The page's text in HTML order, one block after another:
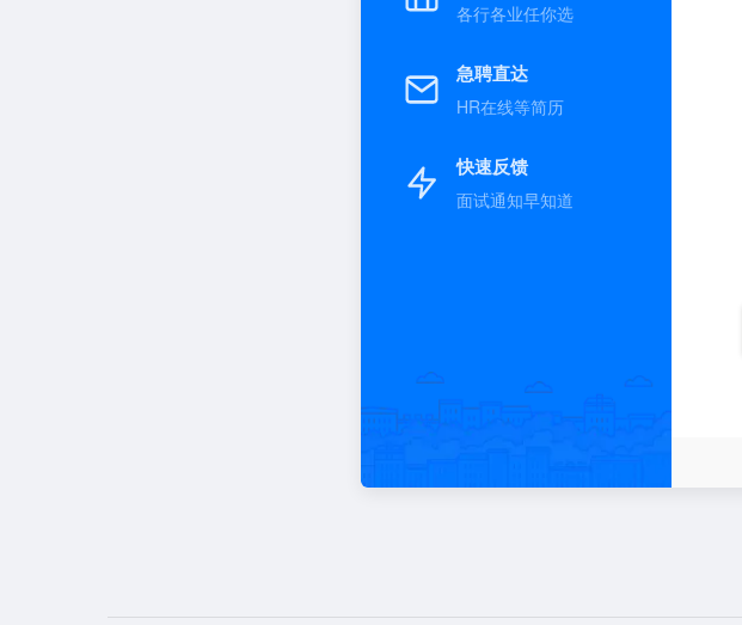
各行各业任你选
急聘直达
HR在线等简历
快速反馈
面试通知早知道